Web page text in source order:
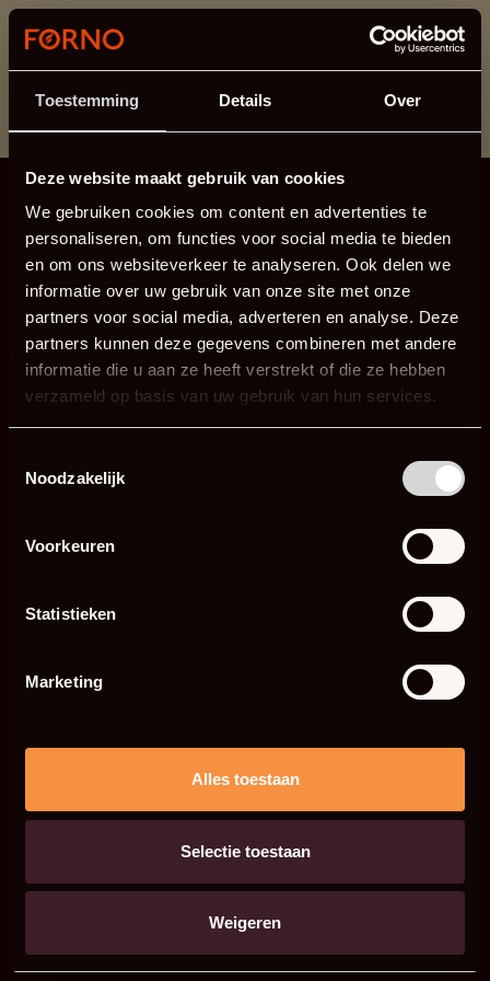
Toestemming Details Over
Deze website maakt gebruik van cookies
We gebruiken cookies om content en advertenties te
personaliseren, om functies voor social media te bieden
en om ons websiteverkeer te analyseren. Ook delen we
informatie over uw gebruik van onze site met onze
partners voor social media, adverteren en analyse. Deze
partners kunnen deze gegevens combineren met andere
informatie die u aan ze heeft verstrekt of die ze hebben
verzameld op basis van uw gebruik van hun services.
Noodzakelijk
Voorkeuren
Statistieken
Marketing
Alles toestaan
Selectie toestaan
Weigeren
Cette section est actuellement en maintenance.
Si vous manquez des informations, vous pouvez nous
appeler au +31 413 395 295 ou nous envoyer un e-